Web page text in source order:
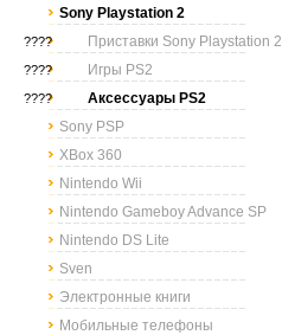
Sony Playstation 2
???? Приставки Sony Playstation 2
???? Игры PS2
????
Аксессуары PS2
Sony PSP
XBox 360
Nintendo Wii
Nintendo Gameboy Advance SP
Nintendo DS Lite
Sven
Электронные книги
Мобильные телефоны